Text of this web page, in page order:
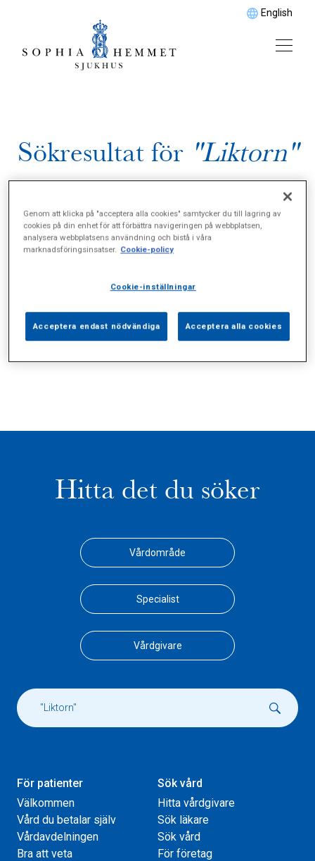
English
Sökresultat för "Liktorn"
Vårdgivare (0)
Hitta det du söker
Vårdområde
Specialist
Vårdgivare
För patienter
Välkommen
Vård du betalar själv
Vårdavdelningen
Bra att veta
Sök vård
Hitta vårdgivare
Sök läkare
Sök vård
För företag
Genom att klicka på "acceptera alla cookies" samtycker du till lagring av
cookies på din enhet för att förbättra navigeringen på webbplatsen,
analysera webbplatsens användning och bistå i våra
marknadsföringsinsatser. Cookie-policy
Cookie-inställningar
Acceptera endast nödvändiga Acceptera alla cookies